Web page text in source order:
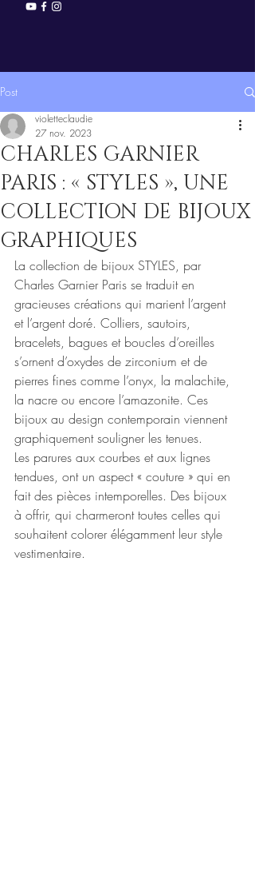
Post
CHARLES GARNIER
PARIS : « STYLES », UNE
COLLECTION DE BIJOUX
GRAPHIQUES
violetteclaudie
27 nov. 2023
La collection de bijoux STYLES, par
Charles Garnier Paris se traduit en
gracieuses créations qui marient l’argent
et l’argent doré. Colliers, sautoirs,
bracelets, bagues et boucles d’oreilles
s’ornent d’oxydes de zirconium et de
pierres fines comme l’onyx, la malachite,
la nacre ou encore l’amazonite. Ces
bijoux au design contemporain viennent
graphiquement souligner les tenues.
Les parures aux courbes et aux lignes
tendues, ont un aspect « couture » qui en
fait des pièces intemporelles. Des bijoux
à offrir, qui charmeront toutes celles qui
souhaitent colorer élégamment leur style
vestimentaire.